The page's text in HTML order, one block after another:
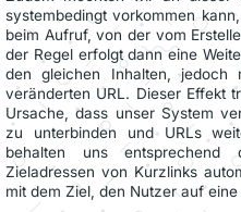
systembedingt vorkommen
beim Aufruf, von der vom
der Regel erfolgt dann eine
den gleichen Inhalten, jedoch
veränderten URL. Dieser Effekt
Ursache, dass unser System
zu unterbinden und URLs
behalten uns
Zieladressen von Kurzlinks
mit dem Ziel, den Nutzer auf